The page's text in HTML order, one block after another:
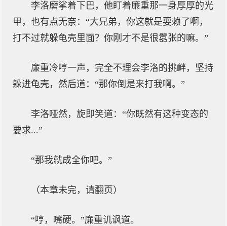
李洛磨挲着下巴，他盯着廉重那一身厚厚的光
甲，也有点无奈：“大兄弟，你这就是耍赖了啊，
打不过就躲龟壳里面？你刚才不是很嚣张的嘛。”
廉重冷哼一声，完全不理会李洛的挑衅，坚持
躲进龟壳，然后道：“那你倒是来打我啊。”
李洛哑然，旋即笑道：“你既然有这种变态的
要求...”
“那我就成全你吧。”
（本章未完，请翻页）
“哼，嘴硬。”廉重讥讽道。